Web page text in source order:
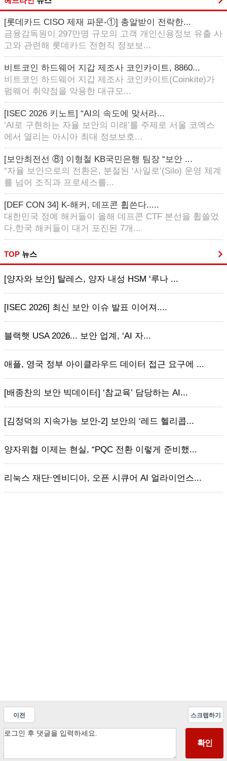
[롯데카드 CISO 제재 파문-①] 총알받이 전락한...
금융감독원이 297만명 규모의 고객 개인신용정보 유출 사
고와 관련해 롯데카드 전현직 정보보...
비트코인 하드웨어 지갑 제조사 코인카이트, 8860...
비트코인 하드웨어 지갑 제조사 코인카이트(Coinkite)가
펌웨어 취약점을 악용한 대규모...
[ISEC 2026 키노트] “AI의 속도에 맞서라...
‘AI로 구현하는 자율 보안의 미래’를 주제로 서울 코엑스
에서 열리는 아시아 최대 정보보호...
[보안최전선 ⑧] 이형철 KB국민은행 팀장 “보안 ...
“자율 보안으로의 전환은, 분절된 ‘사일로’(Silo) 운영 체계
를 넘어 조직과 프로세스를...
[DEF CON 34] K-해커, 데프콘 휩쓴다.....
대한민국 정예 해커들이 올해 데프콘 CTF 본선을 휩쓸었
다.한국 해커들이 대거 포진된 7개...
TOP 뉴스
[양자와 보안] 탈레스, 양자 내성 HSM ‘루나 ...
[ISEC 2026] 최신 보안 이슈 발표 이어져....
블랙햇 USA 2026... 보안 업계, ‘AI 자...
애플, 영국 정부 아이클라우드 데이터 접근 요구에 ...
[배종찬의 보안 빅데이터] ‘참교육’ 담당하는 AI...
[김정덕의 지속가능 보안-2] 보안의 ‘레드 헬리콥...
양자위협 이제는 현실, “PQC 전환 이렇게 준비했...
리눅스 재단·엔비디아, 오픈 시큐어 AI 얼라이언스...
이전 스크랩하기